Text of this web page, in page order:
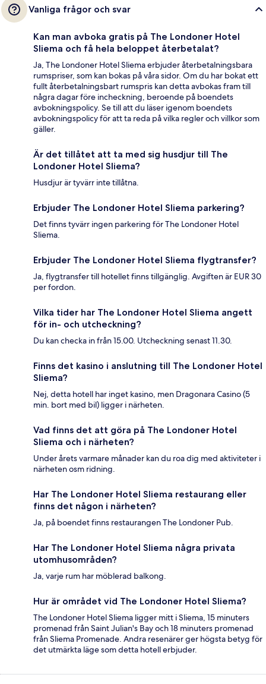
Vanliga frågor och svar
Kan man avboka gratis på The Londoner Hotel
Sliema och få hela beloppet återbetalat?
Ja, The Londoner Hotel Sliema erbjuder återbetalningsbara
rumspriser, som kan bokas på våra sidor. Om du har bokat ett
fullt återbetalningsbart rumspris kan detta avbokas fram till
några dagar före incheckning, beroende på boendets
avbokningspolicy. Se till att du läser igenom boendets
avbokningspolicy för att ta reda på vilka regler och villkor som
gäller.
Är det tillåtet att ta med sig husdjur till The
Londoner Hotel Sliema?
Husdjur är tyvärr inte tillåtna.
Erbjuder The Londoner Hotel Sliema parkering?
Det finns tyvärr ingen parkering för The Londoner Hotel
Sliema.
Erbjuder The Londoner Hotel Sliema flygtransfer?
Ja, flygtransfer till hotellet finns tillgänglig. Avgiften är EUR 30
per fordon.
Vilka tider har The Londoner Hotel Sliema angett
för in- och utcheckning?
Du kan checka in från 15.00. Utcheckning senast 11.30.
Finns det kasino i anslutning till The Londoner Hotel
Sliema?
Nej, detta hotell har inget kasino, men Dragonara Casino (5
min. bort med bil) ligger i närheten.
Vad finns det att göra på The Londoner Hotel
Sliema och i närheten?
Under årets varmare månader kan du roa dig med aktiviteter i
närheten osm ridning.
Har The Londoner Hotel Sliema restaurang eller
finns det någon i närheten?
Ja, på boendet finns restaurangen The Londoner Pub.
Har The Londoner Hotel Sliema några privata
utomhusområden?
Ja, varje rum har möblerad balkong.
Hur är området vid The Londoner Hotel Sliema?
The Londoner Hotel Sliema ligger mitt i Sliema, 15 minuters
promenad från Saint Julian's Bay och 18 minuters promenad
från Sliema Promenade. Andra resenärer ger högsta betyg för
det utmärkta läge som detta hotell erbjuder.